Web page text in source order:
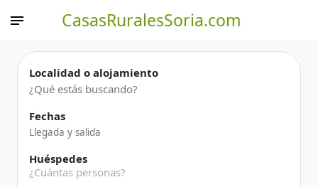
CasasRuralesSoria.com
Localidad o alojamiento
Fechas
Huéspedes
¿Cuántas personas?